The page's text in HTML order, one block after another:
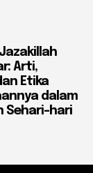
Arti,
Etika
dalam
Sehari-hari